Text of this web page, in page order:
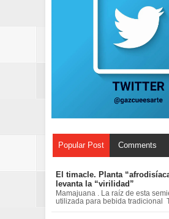
Popular Post Comments
El timacle. Planta
levanta la “virilidad”
Mamajuana . La raíz de esta
utilizada para bebida tradicional